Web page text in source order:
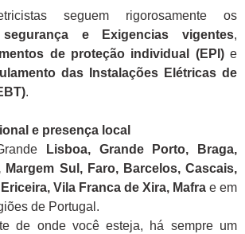
seguem rigorosamente os
e Exigencias vigentes,
de proteção individual (EPI)e
das Instalações Elétricas de
.
e presença local
Lisboa, Grande Porto, Braga,
Margem Sul, Faro, Barcelos, Cascais,
Vila Franca de Xira, Mafra e em
de Portugal.
de onde você esteja, há sempre um